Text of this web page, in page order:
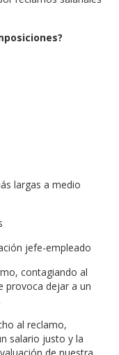
largas a medio
jefe-empleado
contagiando al
provoca dejar a un
al reclamo,
salario justo y la
de nuestra